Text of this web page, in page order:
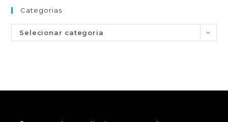
Categorias
Selecionar categoria